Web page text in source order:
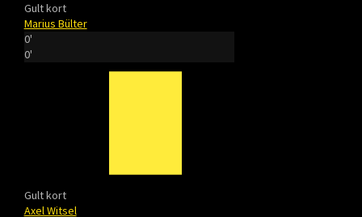
Gult kort
Marius Bülter
0'
0'
Gult kort
Axel Witsel